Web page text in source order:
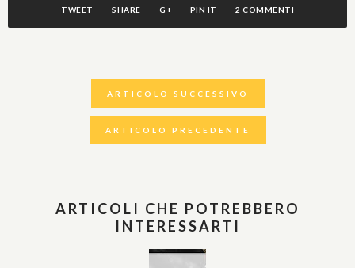
TWEET SHARE G+ PIN IT 2 COMMENTI
ARTICOLO SUCCESSIVO
ARTICOLO PRECEDENTE
ARTICOLI CHE POTREBBERO
INTERESSARTI